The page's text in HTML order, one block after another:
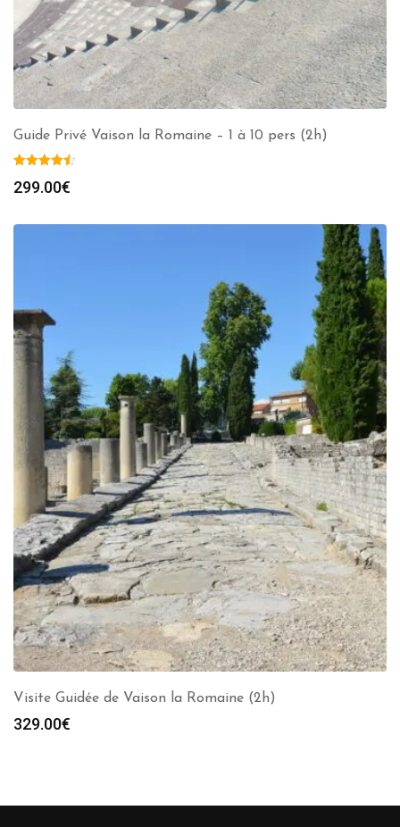
Guide Privé Vaison la Romaine – 1 à 10 pers (2h)
299.00€
Visite Guidée de Vaison la Romaine (2h)
329.00€